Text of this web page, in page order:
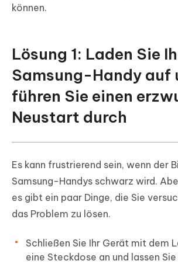
können.
Lösung 1: Laden Sie
Samsung-Handy auf
führen Sie einen
Neustart durch
Es kann frustrierend sein, wenn der
Samsung-Handys schwarz wird.
es gibt ein paar Dinge, die Sie
das Problem zu lösen.
Schließen Sie Ihr Gerät mit dem
eine Steckdose an und lassen